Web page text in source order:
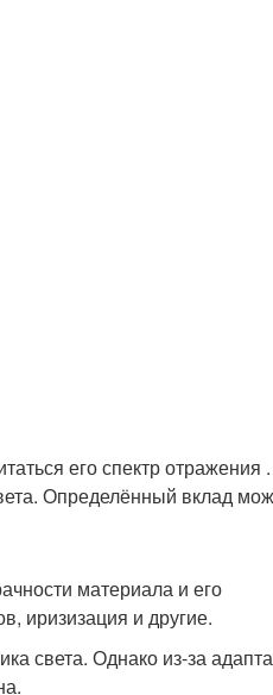
его спектр отражения .
Определённый вклад
материала и его
иризизация и другие.
света. Однако из-за